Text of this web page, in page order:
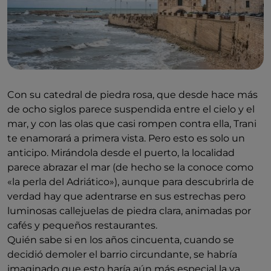
Con su catedral de piedra rosa, que desde hace más
de ocho siglos parece suspendida entre el cielo y el
mar, y con las olas que casi rompen contra ella, Trani
te enamorará a primera vista. Pero esto es solo un
anticipo. Mirándola desde el puerto, la localidad
parece abrazar el mar (de hecho se la conoce como
«la perla del Adriático»), aunque para descubrirla de
verdad hay que adentrarse en sus estrechas pero
luminosas callejuelas de piedra clara, animadas por
cafés y pequeños restaurantes.
Quién sabe si en los años cincuenta, cuando se
decidió demoler el barrio circundante, se habría